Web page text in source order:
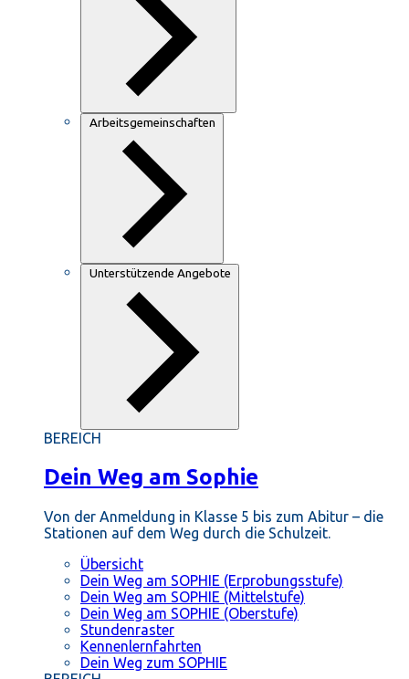
Arbeitsgemeinschaften
Unterstützende Angebote
BEREICH
Dein Weg am Sophie
Von der Anmeldung in Klasse 5 bis zum Abitur – die
Stationen auf dem Weg durch die Schulzeit.
Übersicht
Dein Weg am SOPHIE (Erprobungsstufe)
Dein Weg am SOPHIE (Mittelstufe)
Dein Weg am SOPHIE (Oberstufe)
Stundenraster
Kennenlernfahrten
Dein Weg zum SOPHIE